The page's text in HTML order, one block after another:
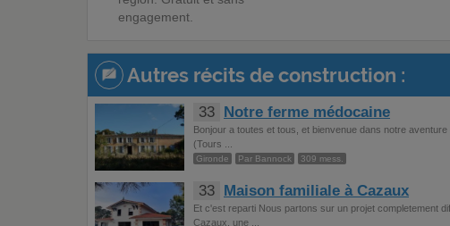
engagement.
Autres récits de construction :
33 Notre ferme médocaine
Bonjour a toutes et tous, et bienvenue dans notre
(Tours ...
Gironde Par Bannock 309 mess.
33 Maison familiale à Cazaux
Et c'est reparti Nous partons sur un projet completement
Cazaux, une ...